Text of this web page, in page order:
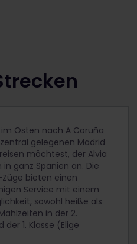
Osten nach A Coruña
gelegenen Madrid
möchtest, der Alvia
ganz Spanien an. Die
bieten einen
Service mit einem
sowohl heiße als
in der 2.
1. Klasse (Elige